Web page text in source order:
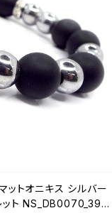
ットオニキス シルバー
ット NS_DB0070_396